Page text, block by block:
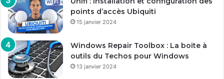
points d’accès Ubiquiti
15 janvier 2024
Windows Repair Toolbox : La boite à
outils du Techos pour Windows
13 janvier 2024